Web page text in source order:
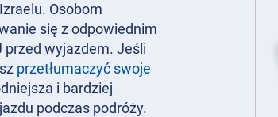
Osobom
się z odpowiednim
przed wyjazdem. Jeśli
przetłumaczyć swoje
i bardziej
podczas podróży.